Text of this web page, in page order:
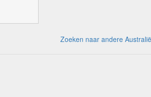
Zoeken naar andere